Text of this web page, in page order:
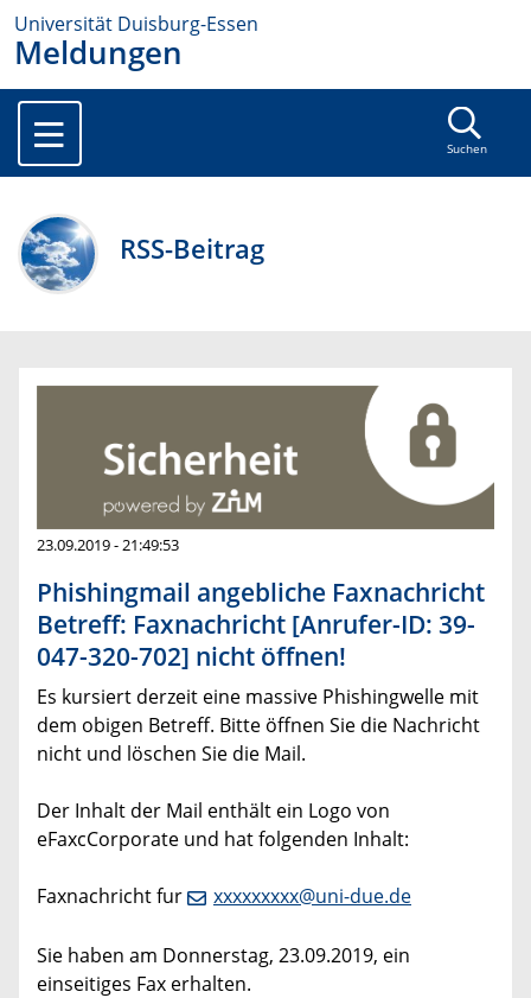
Universität Duisburg-Essen
Meldungen
Suchen
RSS-Beitrag
23.09.2019 - 21:49:53
Phishingmail angebliche Faxnachricht
Betreff: Faxnachricht [Anrufer-ID: 39-
047-320-702] nicht öffnen!
Es kursiert derzeit eine massive Phishingwelle mit
dem obigen Betreff. Bitte öffnen Sie die Nachricht
nicht und löschen Sie die Mail.
Der Inhalt der Mail enthält ein Logo von
eFaxcCorporate und hat folgenden Inhalt:
Faxnachricht fur xxxxxxxxx@uni-due.de
Sie haben am Donnerstag, 23.09.2019, ein
einseitiges Fax erhalten.